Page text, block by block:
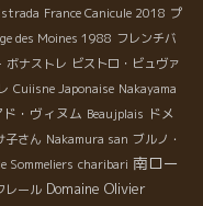
France Canicule 2018 プ
des Moines 1988 フレンチバ
ボナストレ ビストロ・ビュヴァ
Cuiisne Japonaise Nakayama
・ヴィヌム Beaujplais ドメ
子さん Nakamura san ブルノ・
Sommeliers charibari 南ロー
レール Domaine Olivier